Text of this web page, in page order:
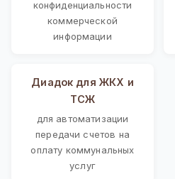
конфиденциальности
коммерческой
информации
Диадок для ЖКХ и
ТСЖ
для автоматизации
передачи счетов на
оплату коммунальных
услуг